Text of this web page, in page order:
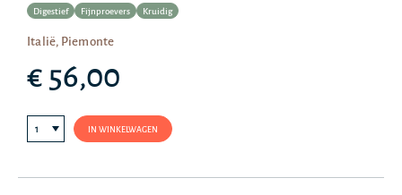
Digestief Fijnproevers Kruidig
Italië, Piemonte
€ 56,00
IN WINKELWAGEN